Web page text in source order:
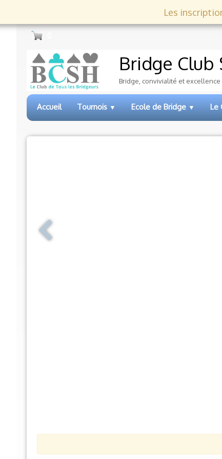
Les
Bridge Club
Bridge, convivialité et
Accueil Tournois ▼ Ecole de Bridge ▼ Le